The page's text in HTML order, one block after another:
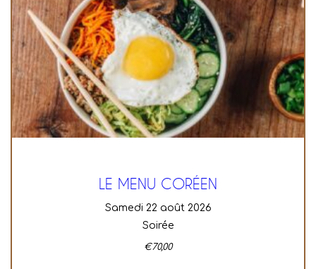
LE MENU CORÉEN
samedi 22 août 2026
Soirée
€70,00